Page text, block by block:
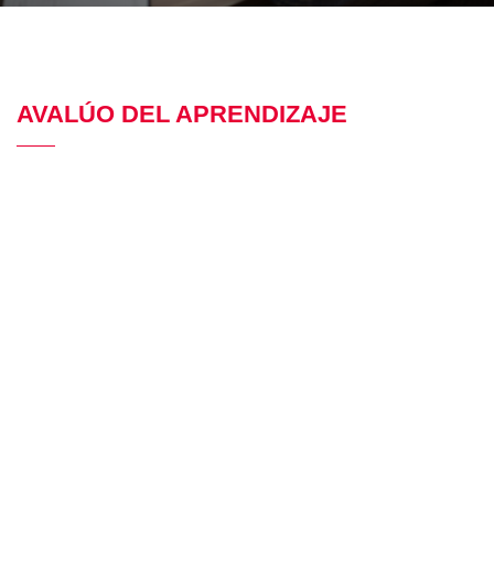
AVALÚO DEL APRENDIZAJE